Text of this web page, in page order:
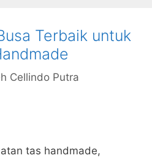
Terbaik untuk
Cellindo Putra
tas handmade,